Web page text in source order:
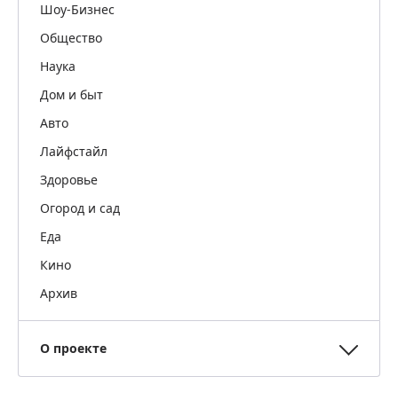
Шоу-Бизнес
Общество
Наука
Дом и быт
Авто
Лайфстайл
Здоровье
Огород и сад
Еда
Кино
Архив
О проекте